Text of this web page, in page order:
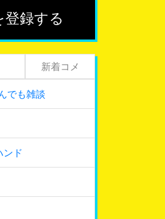
録する
新着コメ
でも雑談
ンド